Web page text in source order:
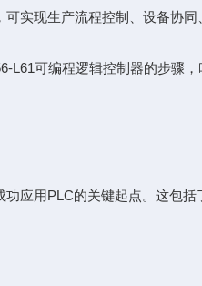
实现生产流程控制、设备协同
可编程逻辑控制器的步骤，
用PLC的关键起点。这包括